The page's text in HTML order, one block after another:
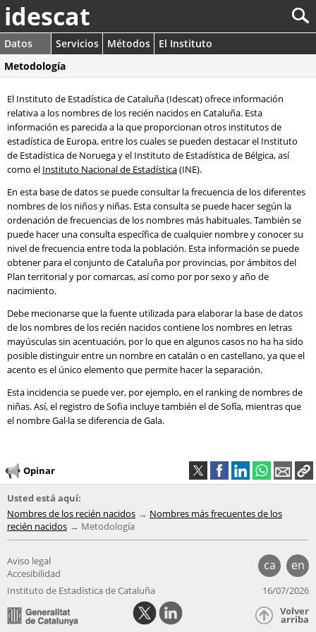
idescat
Datos Servicios Métodos
El Instituto
Metodología
El Instituto de Estadística de Cataluña (Idescat) ofrece información
relativa a los nombres de los recién nacidos en Cataluña. Esta
información es parecida a la que proporcionan otros institutos de
estadística de Europa, entre los cuales se pueden destacar el Instituto
de Estadística de Noruega y el Instituto de Estadística de Bélgica, así
como el Instituto Nacional de Estadística(INE).
En esta base de datos se puede consultar la frecuencia de los diferentes
nombres de los niños y niñas. Esta consulta se puede hacer según la
ordenación de frecuencias de los nombres más habituales. También se
puede hacer una consulta específica de cualquier nombre y conocer su
nivel de frecuencia entre toda la población. Esta información se puede
obtener para el conjunto de Cataluña por provincias, por ámbitos del
Plan territorial y por comarcas, así como por por sexo y año de
nacimiento.
Debe mecionarse que la fuente utilizada para elaborar la base de datos
de los nombres de los recién nacidos contiene los nombres en letras
mayúsculas sin acentuación, por lo que en algunos casos no ha ha sido
posible distinguir entre un nombre en catalán o en castellano, ya que el
acento es el único elemento que permite hacer la separación.
Esta incidencia se puede ver, por ejemplo, en el ranking de nombres de
niñas. Así, el registro de Sofia incluye también el de Sofía, mientras que
el nombre Gal·la se diferencia de Gala.
Opinar
Usted está aquí:
Nombres de los recién nacidos
Nombres más frecuentes de los
recién nacidos
Metodología
ca en
Aviso legal
Accesibilidad
Instituto de Estadística de Cataluña
16/07/2026
Volver
arriba